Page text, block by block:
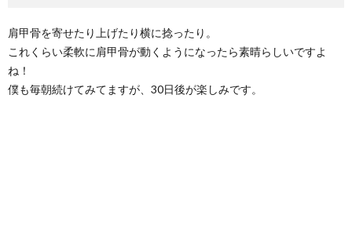
肩甲骨を寄せたり上げたり横に捻ったり。
これくらい柔軟に肩甲骨が動くようになったら素晴らしいですよ
ね！
僕も毎朝続けてみてますが、30日後が楽しみです。